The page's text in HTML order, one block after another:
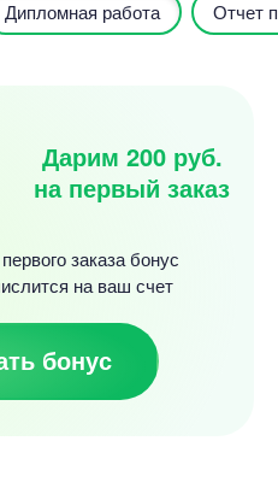
Дипломная работа Отчет
Дарим 200 руб.
на первый заказ
заказа бонус
на ваш счет
бонус